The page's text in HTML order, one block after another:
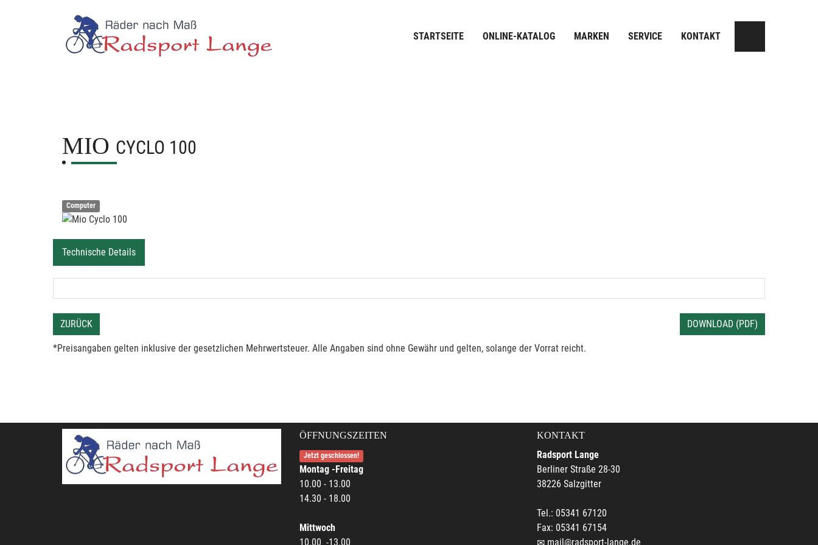
STARTSEITE ONLINE-KATALOG MARKEN SERVICE KONTAKT
MIO CYCLO 100
Computer
Technische Details
ZURÜCK DOWNLOAD (PDF)
*Preisangaben gelten inklusive der gesetzlichen Mehrwertsteuer. Alle Angaben sind ohne Gewähr und gelten, solange der Vorrat reicht.
ÖFFNUNGSZEITEN
Jetzt geschlossen!
Montag -Freitag
10.00 - 13.00
14.30 - 18.00
Mittwoch
10.00 -13.00
KONTAKT
Radsport Lange
Berliner Straße 28-30
38226 Salzgitter
Tel.: 05341 67120
Fax: 05341 67154
mail@radsport-lange.de